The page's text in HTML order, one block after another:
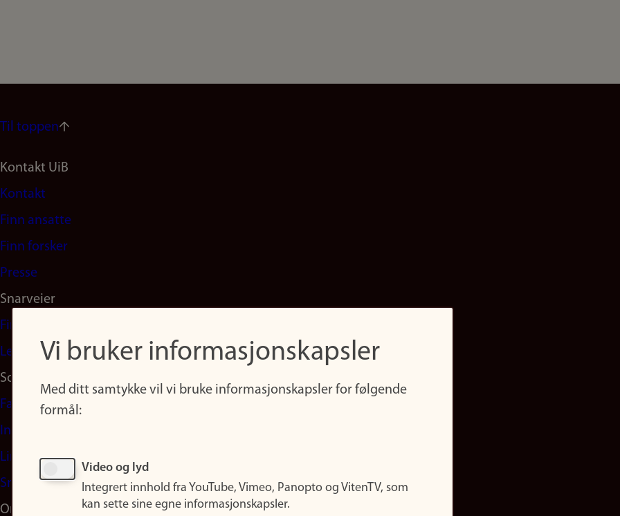
Til toppen
Footer
navigation
(no)
Kontakt UiB
Kontakt
Finn ansatte
Finn forsker
Presse
Snarveier
Finn studier
Ledige stillinger
Sosiale medier
Facebook
Instagram
LinkedIn
Snapchat
Om nettstedet
Vi bruker informasjonskapsler
Med ditt samtykke vil vi bruke informasjonskapsler for følgende
formål:
Video og lyd
Integrert innhold fra YouTube, Vimeo, Panopto og VitenTV, som
kan sette sine egne informasjonskapsler.